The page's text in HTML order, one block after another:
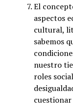
El
aspectos
cultural,
sabemos
nuestro
roles